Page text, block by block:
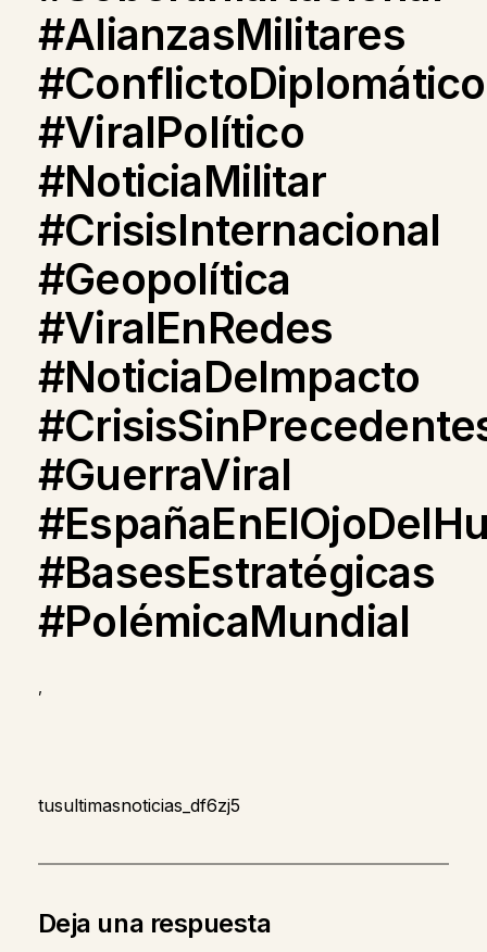
#AlianzasMilitares
#ConflictoDiplomático
#ViralPolítico
#NoticiaMilitar
#CrisisInternacional
#Geopolítica
#ViralEnRedes
#NoticiaDeImpacto
#GuerraViral
#BasesEstratégicas
#PolémicaMundial
tusultimasnoticias_df6zj5
Deja una respuesta